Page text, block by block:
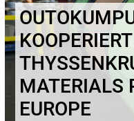
MATERIALS
EUROPE